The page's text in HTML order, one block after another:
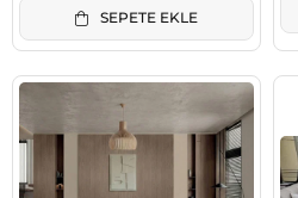
SEPETE EKLE